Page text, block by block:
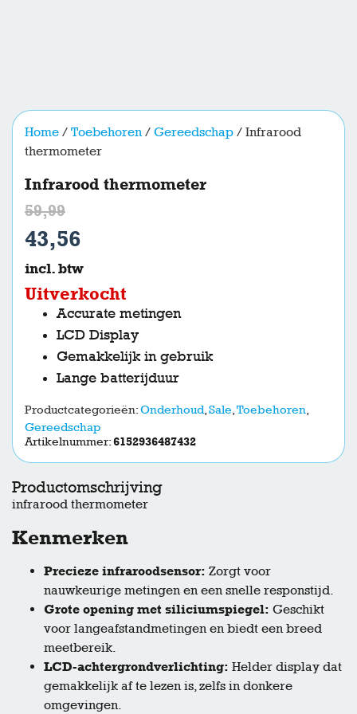
Home / Toebehoren/ Gereedschap / Infrarood
thermometer
Infrarood thermometer
59,99
43,56
incl. btw
Uitverkocht
Accurate metingen
LCD Display
Gemakkelijk in gebruik
Lange batterijduur
Productcategorieën:Onderhoud Sale Toebehoren
Gereedschap
Artikelnummer:6152936487432
Productomschrijving
infrarood thermometer
Kenmerken
Precieze infraroodsensor: Zorgt voor
nauwkeurige metingen en een snelle responstijd.
Grote opening met siliciumspiegel: Geschikt
voor langeafstandmetingen en biedt een breed
meetbereik.
LCD-achtergrondverlichting: Helder display dat
gemakkelijk af te lezen is, zelfs in donkere
omgevingen.